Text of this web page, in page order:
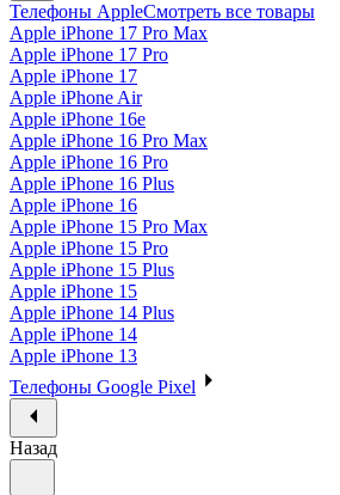
Телефоны AppleСмотреть все товары
Apple iPhone 17 Pro Max
Apple iPhone 17 Pro
Apple iPhone 17
Apple iPhone Air
Apple iPhone 16e
Apple iPhone 16 Pro Max
Apple iPhone 16 Pro
Apple iPhone 16 Plus
Apple iPhone 16
Apple iPhone 15 Pro Max
Apple iPhone 15 Pro
Apple iPhone 15 Plus
Apple iPhone 15
Apple iPhone 14 Plus
Apple iPhone 14
Apple iPhone 13
Телефоны Google Pixel
Назад